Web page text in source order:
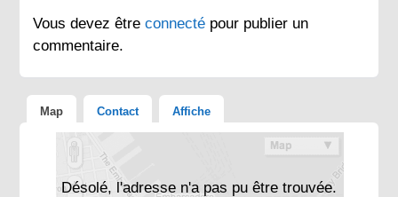
Vous devez êtreconnecté pour publier un
commentaire.
Map Contact Affiche
Désolé, l'adresse n'a pas pu être trouvée.